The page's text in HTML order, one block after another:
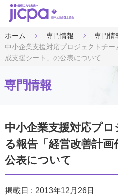
ホーム 専門情報
専門情
中小企業支援対応プロジェクトチ
成支援シート」の公表について
専門情報
中小企業支援対応プ
る報告「経営改善計
公表について
掲載日 2013年12月26日